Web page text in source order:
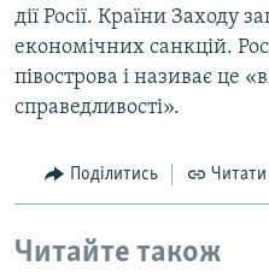
дії Росії. Країни Заходу
економічних санкцій.
півострова і називає це
справедливості».
Поділитись Читати
Читайте також